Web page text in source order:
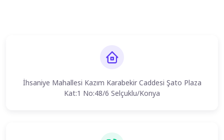
İhsaniye Mahallesi Kazım Karabekir Caddesi Şato Plaza
Kat:1 No:48/6 Selçuklu/Konya